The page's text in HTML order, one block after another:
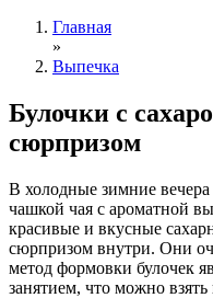
Главная
»
Выпечка
Булочки с
сюрпризом
В холодные зимние
чашкой чая с ароматной
красивые и вкусные
сюрпризом внутри. Они
метод формовки булочек
занятием, что можно